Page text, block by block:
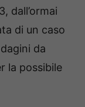
dall’ormai
di un caso
da
la possibile